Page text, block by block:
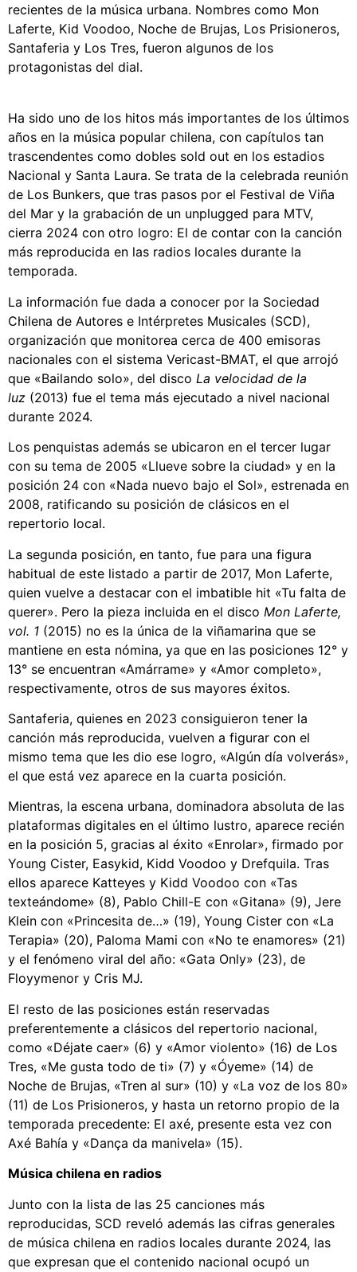
recientes de la música urbana. Nombres como Mon
Laferte, Kid Voodoo, Noche de Brujas, Los Prisioneros,
Santaferia y Los Tres, fueron algunos de los
protagonistas del dial.
Ha sido uno de los hitos más importantes de los últimos
años en la música popular chilena, con capítulos tan
trascendentes como dobles sold out en los estadios
Nacional y Santa Laura. Se trata de la celebrada reunión
de Los Bunkers, que tras pasos por el Festival de Viña
del Mar y la grabación de un unplugged para MTV,
cierra 2024 con otro logro: El de contar con la canción
más reproducida en las radios locales durante la
temporada.
La información fue dada a conocer por la Sociedad
Chilena de Autores e Intérpretes Musicales (SCD),
organización que monitorea cerca de 400 emisoras
nacionales con el sistema Vericast-BMAT, el que arrojó
que «Bailando solo», del disco La velocidad de la
luz (2013) fue el tema más ejecutado a nivel nacional
durante 2024.
Los penquistas además se ubicaron en el tercer lugar
con su tema de 2005 «Llueve sobre la ciudad» y en la
posición 24 con «Nada nuevo bajo el Sol», estrenada en
2008, ratificando su posición de clásicos en el
repertorio local.
La segunda posición, en tanto, fue para una figura
habitual de este listado a partir de 2017, Mon Laferte,
quien vuelve a destacar con el imbatible hit «Tu falta de
querer». Pero la pieza incluida en el disco Mon Laferte,
vol. 1 (2015) no es la única de la viñamarina que se
mantiene en esta nómina, ya que en las posiciones 12° y
13° se encuentran «Amárrame» y «Amor completo»,
respectivamente, otros de sus mayores éxitos.
Santaferia, quienes en 2023 consiguieron tener la
canción más reproducida, vuelven a figurar con el
mismo tema que les dio ese logro, «Algún día volverás»,
el que está vez aparece en la cuarta posición.
Mientras, la escena urbana, dominadora absoluta de las
plataformas digitales en el último lustro, aparece recién
en la posición 5, gracias al éxito «Enrolar», firmado por
Young Cister, Easykid, Kidd Voodoo y Drefquila. Tras
ellos aparece Katteyes y Kidd Voodoo con «Tas
texteándome» (8), Pablo Chill-E con «Gitana» (9), Jere
Klein con «Princesita de…» (19), Young Cister con «La
Terapia» (20), Paloma Mami con «No te enamores» (21)
y el fenómeno viral del año: «Gata Only» (23), de
Floyymenor y Cris MJ.
El resto de las posiciones están reservadas
preferentemente a clásicos del repertorio nacional,
como «Déjate caer» (6) y «Amor violento» (16) de Los
Tres, «Me gusta todo de ti» (7) y «Óyeme» (14) de
Noche de Brujas, «Tren al sur» (10) y «La voz de los 80»
(11) de Los Prisioneros, y hasta un retorno propio de la
temporada precedente: El axé, presente esta vez con
Axé Bahía y «Dança da manivela» (15).
Música chilena en radios
Junto con la lista de las 25 canciones más
reproducidas, SCD reveló además las cifras generales
de música chilena en radios locales durante 2024, las
que expresan que el contenido nacional ocupó un